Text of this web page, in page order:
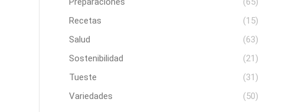
Recetas
(15)
Salud
(63)
Sostenibilidad
(21)
Tueste
(31)
Variedades
(50)